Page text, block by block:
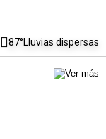
87°Lluvias dispersas